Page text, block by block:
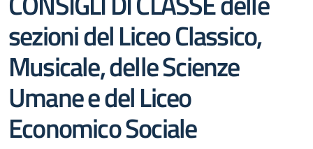
sezioni del Liceo Classico,
Musicale, delle Scienze
Umane e del Liceo
Economico Sociale